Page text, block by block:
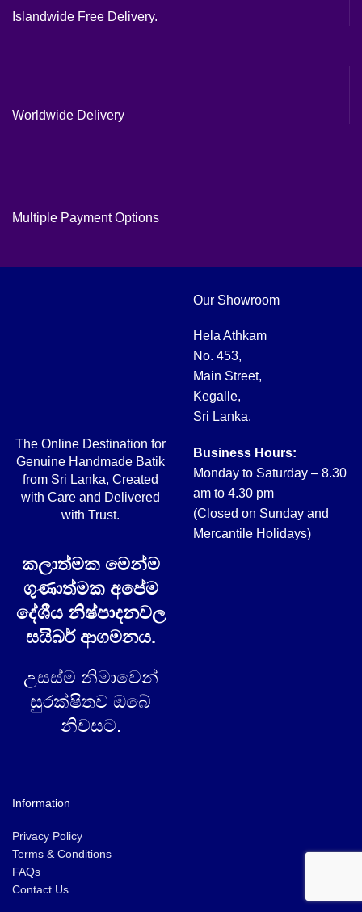
Islandwide Free Delivery.
Worldwide Delivery
Multiple Payment Options
The Online Destination for
Genuine Handmade Batik
from Sri Lanka, Created
with Care and Delivered
with Trust.
කලාත්මක මෙන්ම
ගුණාත්මක අපේම
දේශීය නිෂ්පාදනවල
සයිබර් ආගමනය.
උසස්ම නිමාවෙන්
සුරක්ෂිතව ඔබේ
නිවසට.
Our Showroom
Hela Athkam
No. 453,
Main Street,
Kegalle,
Sri Lanka.
Business Hours:
Monday to Saturday – 8.30
am to 4.30 pm
(Closed on Sunday and
Mercantile Holidays)
Information
Privacy Policy
Terms & Conditions
FAQs
Contact Us